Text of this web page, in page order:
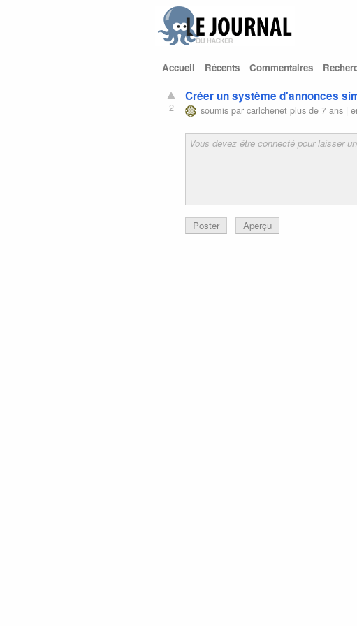
Accueil Récents Commentaires
2
Créer un système d'annonces
soumis parcarlchenet plus de 7 ans |
Poster Aperçu